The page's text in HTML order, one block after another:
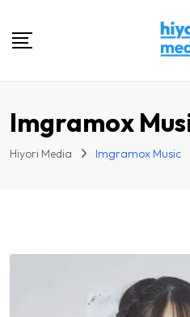
Imgramox
Hiyori Media Imgramox Music